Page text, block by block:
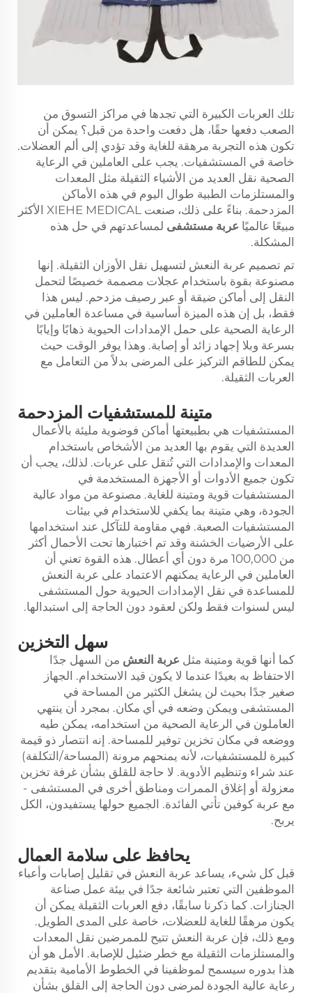
تلك العربات الكبيرة التي تجدها في مراكز التسوق من
الصعب دفعها حقًا، هل دفعت واحدة من قبل؟ يمكن أن
تكون هذه التجربة مرهقة للغاية وقد تؤدي إلى ألم العضلات.
خاصة في المستشفيات. يجب على العاملين في الرعاية
الصحية نقل العديد من الأشياء الثقيلة مثل المعدات
والمستلزمات الطبية طوال اليوم في هذه الأماكن
المزدحمة. بناءً على ذلك، صنعت XIEHE MEDICAL الأكثر
مبيعًا عالميًا عربة مستشفى لمساعدتهم في حل هذه
المشكلة.
تم تصميم عربة النعش لتسهيل نقل الأوزان الثقيلة. إنها
مصنوعة بقوة باستخدام عجلات مصممة خصيصًا لتحمل
النقل إلى أماكن ضيقة أو عبر رصيف مزدحم. ليس هذا
فقط، بل إن هذه الميزة أساسية في مساعدة العاملين في
الرعاية الصحية على حمل الإمدادات الحيوية ذهابًا وإيابًا
بسرعة وبلا إجهاد زائد أو إصابة. وهذا يوفر الوقت حيث
يمكن للطاقم التركيز على المرضى بدلاً من التعامل مع
العربات الثقيلة.
متينة للمستشفيات المزدحمة
المستشفيات هي بطبيعتها أماكن فوضوية مليئة بالأعمال
العديدة التي يقوم بها العديد من الأشخاص باستخدام
المعدات والإمدادات التي تُنقل على عربات. لذلك، يجب أن
تكون جميع الأدوات أو الأجهزة المستخدمة في
المستشفيات قوية ومتينة للغاية. مصنوعة من مواد عالية
الجودة، وهي متينة بما يكفي للاستخدام في بيئات
المستشفيات الصعبة. فهي مقاومة للتآكل عند استخدامها
على الأرضيات الخشنة وقد تم اختبارها تحت الأحمال أكثر
من 100,000 مرة دون أي أعطال. هذه القوة تعني أن
العاملين في الرعاية يمكنهم الاعتماد على عربة النعش
للمساعدة في نقل الإمدادات الحيوية حول المستشفى
ليس لسنوات فقط ولكن لعقود دون الحاجة إلى استبدالها.
سهل التخزين
كما أنها قوية ومتينة مثل عربة النعش من السهل جدًا
الاحتفاظ به بعيدًا عندما لا يكون قيد الاستخدام. الجهاز
صغير جدًا بحيث لن يشغل الكثير من المساحة في
المستشفى ويمكن وضعه في أي مكان. بمجرد أن ينتهي
العاملون في الرعاية الصحية من استخدامه، يمكن طيه
ووضعه في مكان تخزين توفير للمساحة. إنه انتصار ذو قيمة
كبيرة للمستشفيات، لأنه يمنحهم مرونة (المساحة/التكلفة)
عند شراء وتنظيم الأدوية. لا حاجة للقلق بشأن غرفة تخزين
معزولة أو إغلاق الممرات ومناطق أخرى في المستشفى -
مع عربة كوفين تأتي الفائدة. الجميع حولها يستفيدون، الكل
يربح.
يحافظ على سلامة العمال
قبل كل شيء، يساعد عربة النعش في تقليل إصابات وأعباء
الموظفين التي تعتبر شائعة جدًا في بيئة عمل صناعة
الجنازات. كما ذكرنا سابقًا، دفع العربات الثقيلة يمكن أن
يكون مرهقًا للغاية للعضلات، خاصة على المدى الطويل.
ومع ذلك، فإن عربة النعش تتيح للممرضين نقل المعدات
والمستلزمات الثقيلة مع خطر ضئيل للإصابة. الأمل هو أن
هذا بدوره سيسمح لموظفينا في الخطوط الأمامية بتقديم
رعاية عالية الجودة لمرضى دون الحاجة إلى القلق بشأن